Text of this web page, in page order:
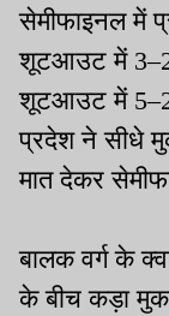
सेमीफाइनल में
शूटआउट में 3–2
शूटआउट में 5–2
प्रदेश ने सीधे
मात देकर
बालक वर्ग के
के बीच कड़ा